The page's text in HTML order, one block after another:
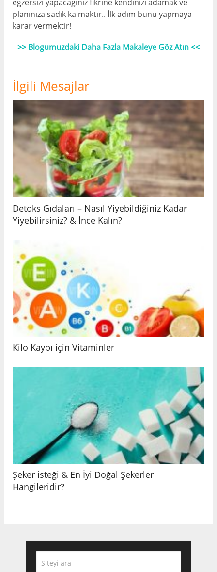
egzersizi yapacağınız fikrine kendinizi adamak ve
planınıza sadık kalmaktır.. İlk adım bunu yapmaya
karar vermektir!
>> Blogumuzdaki Daha Fazla Makaleye Göz Atın <<
İlgili Mesajlar
Detoks Gıdaları – Nasıl Yiyebildiğiniz Kadar
Yiyebilirsiniz? & İnce Kalın?
Kilo Kaybı için Vitaminler
Şeker isteği & En İyi Doğal Şekerler
Hangileridir?